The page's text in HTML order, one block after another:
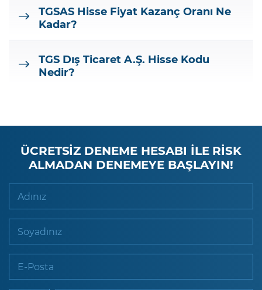
TGSAS Hisse Fiyat Kazanç Oranı Ne
Kadar?
TGS Dış Ticaret A.Ş. Hisse Kodu
Nedir?
ÜCRETSİZ DENEME HESABI İLE RİSK
ALMADAN DENEMEYE BAŞLAYIN!
Adınız
Soyadınız
E-Posta